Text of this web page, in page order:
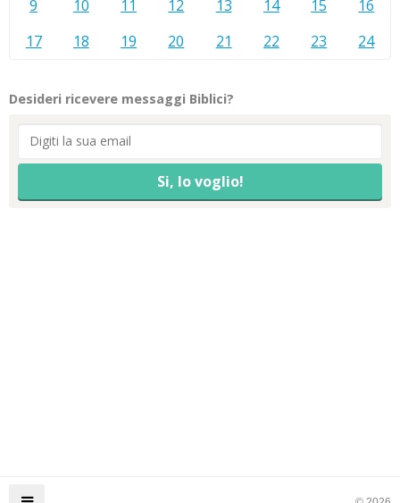
9
10 11 12 13 14 15
16
17
18 19 20 21 22 23 24
Desideri ricevere messaggi Biblici?